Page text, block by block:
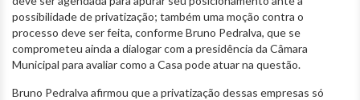
possibilidade de privatização; também uma moção contra o
processo deve ser feita, conforme Bruno Pedralva, que se
comprometeu ainda a dialogar com a presidência da Câmara
Municipal para avaliar como a Casa pode atuar na questão.
Bruno Pedralva afirmou que a privatização dessas empresas só